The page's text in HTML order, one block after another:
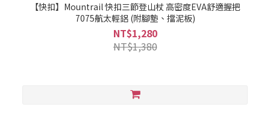
【快扣】Mountrail 快扣三節登山杖 高密度EVA舒適握把
7075航太輕鋁 (附腳墊、擋泥板)
NT$1,280
NT$1,380